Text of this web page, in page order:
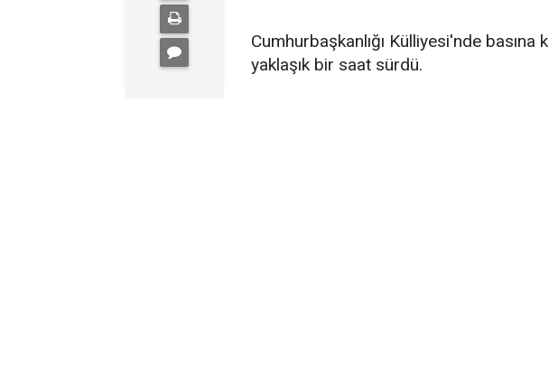
Cumhurbaşkanlığı Külliyesi'nde basına
yaklaşık bir saat sürdü.